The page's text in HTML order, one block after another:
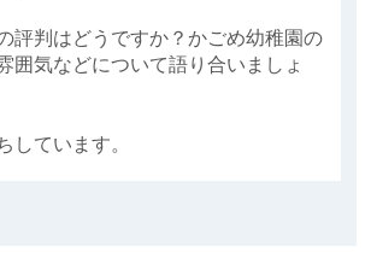
評判はどうですか？かごめ幼稚園の
囲気などについて語り合いましょ
しています。